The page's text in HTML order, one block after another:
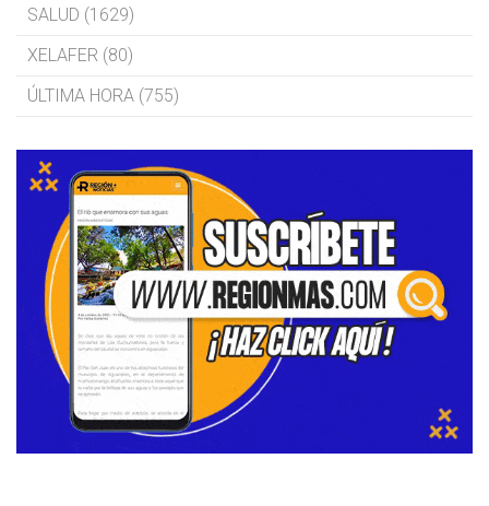
SALUD (1629)
XELAFER (80)
ÚLTIMA HORA (755)